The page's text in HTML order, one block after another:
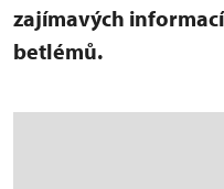
zajímavých
betlémů.